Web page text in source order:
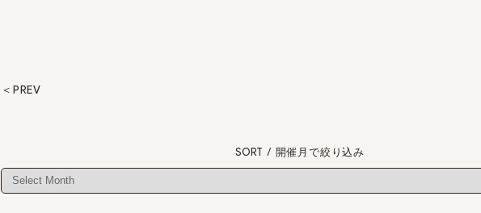
PREV
SORT / 開催月で絞り込み